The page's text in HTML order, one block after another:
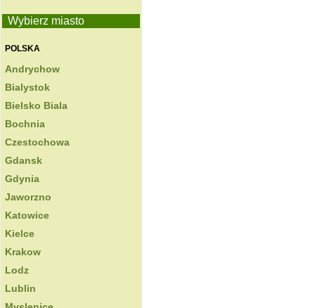
Wybierz miasto
POLSKA
Andrychow
Bialystok
Bielsko Biala
Bochnia
Czestochowa
Gdansk
Gdynia
Jaworzno
Katowice
Kielce
Krakow
Lodz
Lublin